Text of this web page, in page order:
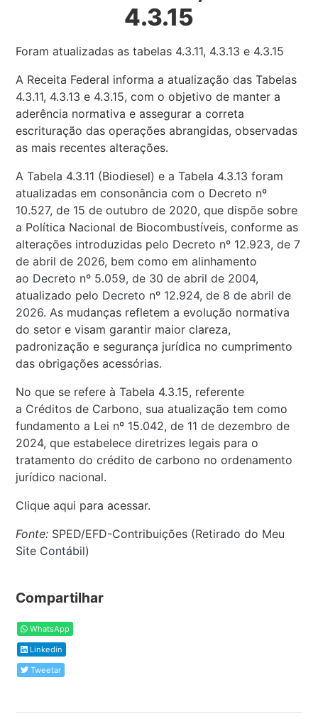
4.3.15
Foram atualizadas as tabelas 4.3.11, 4.3.13 e 4.3.15
A Receita Federal informa a atualização das Tabelas
4.3.11, 4.3.13 e 4.3.15, com o objetivo de manter a
aderência normativa e assegurar a correta
escrituração das operações abrangidas, observadas
as mais recentes alterações.
A Tabela 4.3.11 (Biodiesel) e a Tabela 4.3.13 foram
atualizadas em consonância com o Decreto nº
10.527, de 15 de outubro de 2020, que dispõe sobre
a Política Nacional de Biocombustíveis, conforme as
alterações introduzidas pelo Decreto nº 12.923, de 7
de abril de 2026, bem como em alinhamento
ao Decreto nº 5.059, de 30 de abril de 2004,
atualizado pelo Decreto nº 12.924, de 8 de abril de
2026. As mudanças refletem a evolução normativa
do setor e visam garantir maior clareza,
padronização e segurança jurídica no cumprimento
das obrigações acessórias.
No que se refere à Tabela 4.3.15, referente
a Créditos de Carbono, sua atualização tem como
fundamento a Lei nº 15.042, de 11 de dezembro de
2024, que estabelece diretrizes legais para o
tratamento do crédito de carbono no ordenamento
jurídico nacional.
Cliqueaqui para acessar.
Fonte: SPED/EFD-Contribuições (Retirado do Meu
Site Contábil)
Compartilhar
WhatsApp
Linkedin
Tweetar